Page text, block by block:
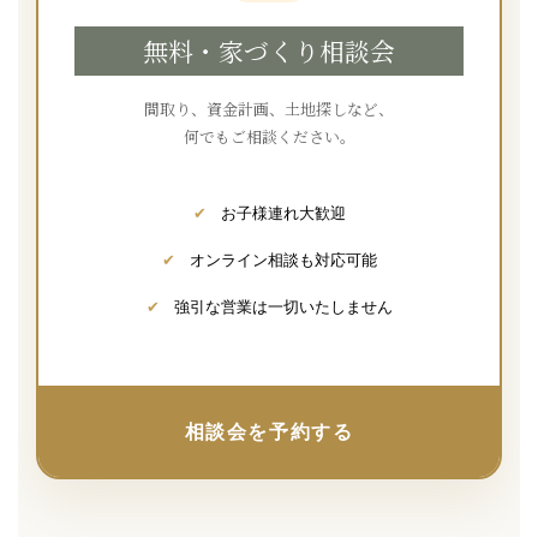
無料・家づくり相談会
間取り、資金計画、土地探しなど、
何でもご相談ください。
✔ お子様連れ大歓迎
✔ オンライン相談も対応可能
✔ 強引な営業は一切いたしません
相談会を予約する